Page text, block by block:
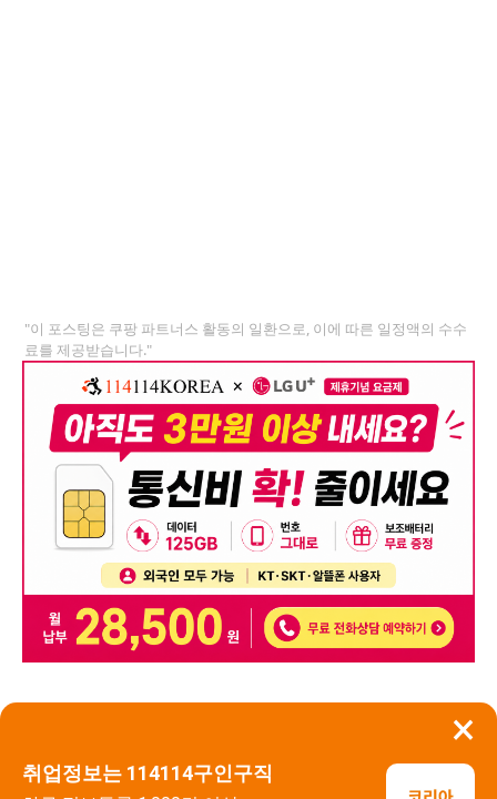
×
취업정보는 114114구인구직
"이 포스팅은 쿠팡 파트너스 활동의 일환으로, 이에 따른 일정액의 수수
료를 제공받습니다."